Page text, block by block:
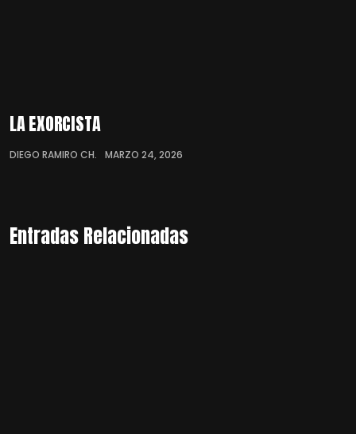
LA EXORCISTA
DIEGO RAMIRO CH. MARZO 24, 2026
Entradas Relacionadas